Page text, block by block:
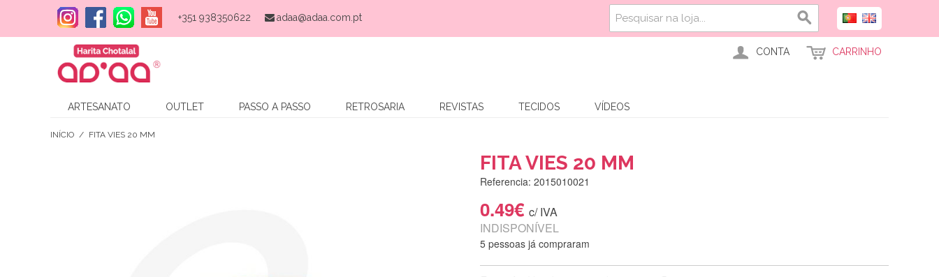
+351 938350622 adaa@adaa.com.pt
CONTA CARRINHO
ARTESANATO OUTLET PASSO A PASSO RETROSARIA REVISTAS TECIDOS VÍDEOS
INÍCIO / FITA VIES 20 MM
FITA VIES 20 MM
Referencia: 2015010021
0.49€ c/ IVA
INDISPONÍVEL
5 pessoas já compraram